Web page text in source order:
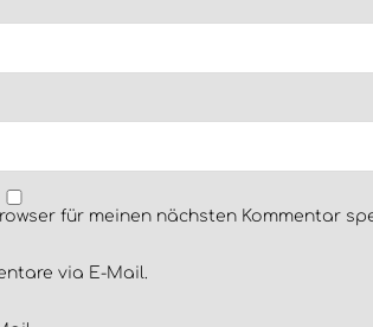
für meinen nächsten Kommentar
via E-Mail.